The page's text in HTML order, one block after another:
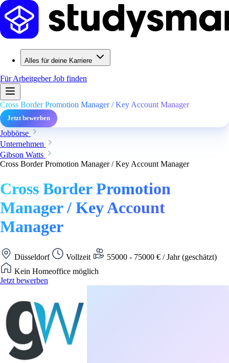
Alles für deine Karriere
Für ArbeitgeberJob finden
Cross Border Promotion Manager / Key Account Manager
Jetzt bewerben
Jobbörse
Unternehmen
Gibson Watts
Cross Border Promotion Manager / Key Account Manager
Cross Border Promotion
Manager / Key Account
Manager
Düsseldorf Vollzeit
55000 - 75000 € / Jahr (geschätzt)
Kein Homeoffice möglich
Jetzt bewerben